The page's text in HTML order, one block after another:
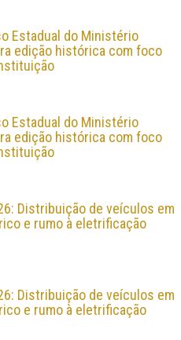
Estadual do Ministério
edição histórica com foco
Estadual do Ministério
edição histórica com foco
Distribuição de veículos em
e rumo à eletrificação
Distribuição de veículos em
e rumo à eletrificação